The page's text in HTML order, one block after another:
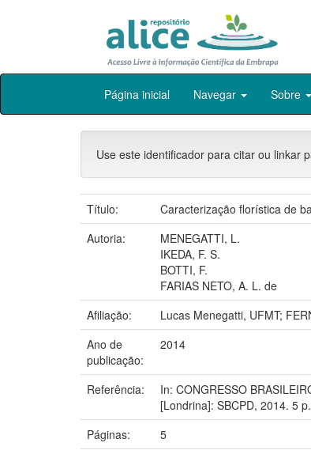
Skip
Página inicial Navegar Sobre
Use este identificador para citar ou linkar
Título:
Caracterização florística de
Autoria:
MENEGATTI, L.
IKEDA, F. S.
BOTTI, F.
FARIAS NETO, A. L. de
Afiliação:
Lucas Menegatti, UFMT;
Ano de
publicação:
2014
Referência:
In: CONGRESSO
[Londrina]: SBCPD, 2014. 5
Páginas:
5